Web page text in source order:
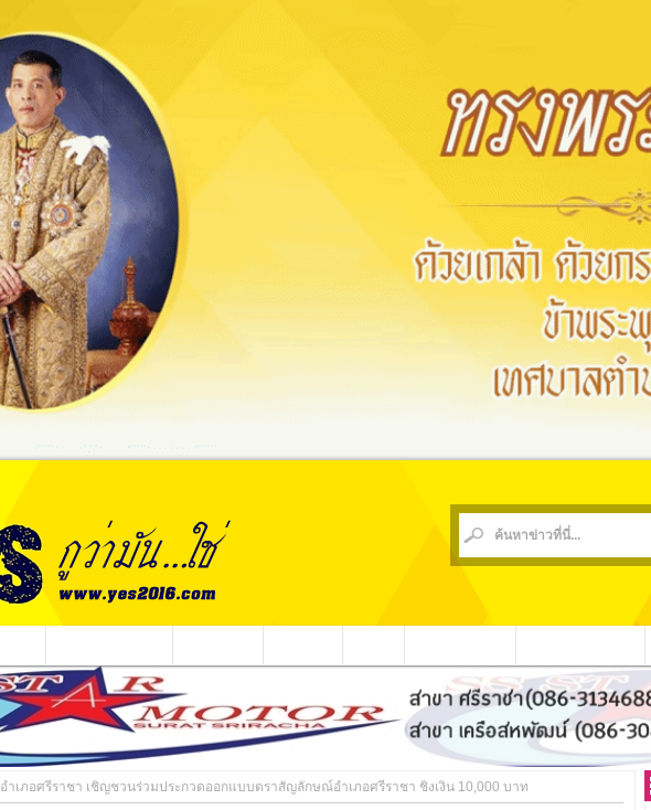
อำเภอศรีราชา เชิญชวนร่วมประกวดออกแบบตราสัญลักษณ์อำเภอศรีราชา ชิงเงิน 10,000 บาท